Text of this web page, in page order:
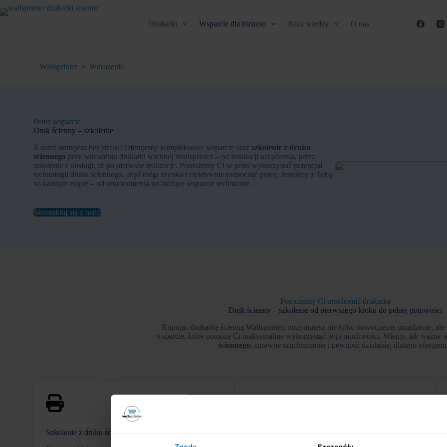
Przejdź
do
Drukarki Wsparcie dla biznesu Baza wiedzy O nas
Wallsprinter Wdrożenie
Pełne wsparcie
Druk ścienny – szkolenie
Z nami startujesz bez stresu! Oferujemy kompleksowe wsparcie oraz szkolenie z druku
ściennego przy wdrożeniu drukarki ściennej Wallsprinter – od instalacji urządzenia, przez
szkolenie z obsługi, aż po pierwsze realizacje. Pomożemy Ci w pełni wykorzystać potencjał
technologii druku ściennego, abyś mógł szybko i efektywnie rozpocząć pracę. Jesteśmy z Tobą
na każdym etapie – od uruchomienia po bieżące wsparcie techniczne.
Skontaktuj się z nami
Pomożemy Ci uruchomić drukarkę
Druk ścienny – szkolenie od pierwszego kroku do pełnej gotowości
Kupując drukarkę ścienną Wallsprinter, otrzymujesz nie tylko nowoczesne urządzenie,
wsparcie, które pomoże Ci maksymalnie wykorzystać jego możliwości. Wiemy, jak ważne
ściennego, sprawne uruchomienie i pewność działania, dlatego
Szkolenie z druku ściennego – instalacja i konfiguracja